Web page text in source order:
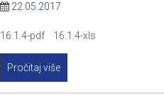
22.05.2017
16.1.4-pdf 16.1.4-xls
Pročitaj više